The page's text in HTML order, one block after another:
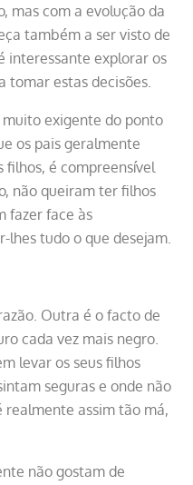
mas com a evolução da
também a ser visto de
interessante explorar os
tomar estas decisões.
exigente do ponto
os pais geralmente
filhos, é compreensível
não queiram ter filhos
fazer face às
tudo o que desejam.
Outra é o facto de
cada vez mais negro.
levar os seus filhos
seguras e onde não
realmente assim tão má,
não gostam de